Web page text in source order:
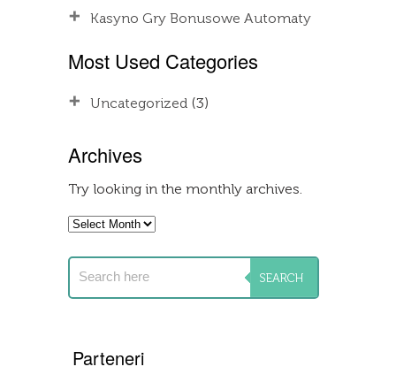
Kasyno Gry Bonusowe Automaty
Most Used Categories
Uncategorized(3)
Archives
Try looking in the monthly archives.
Archives
Parteneri